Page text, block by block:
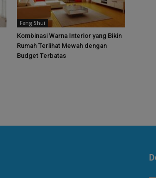
Feng Shui
Kombinasi Warna Interior yang Bikin
Rumah Terlihat Mewah dengan
Budget Terbatas